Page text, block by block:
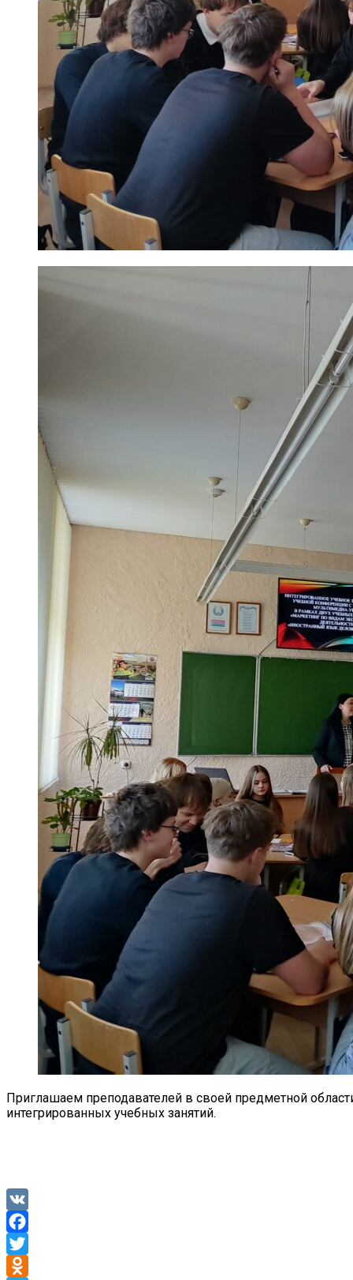
Приглашаем преподавателей в своей предметной
интегрированных учебных занятий.
VK
Facebook
Twitter